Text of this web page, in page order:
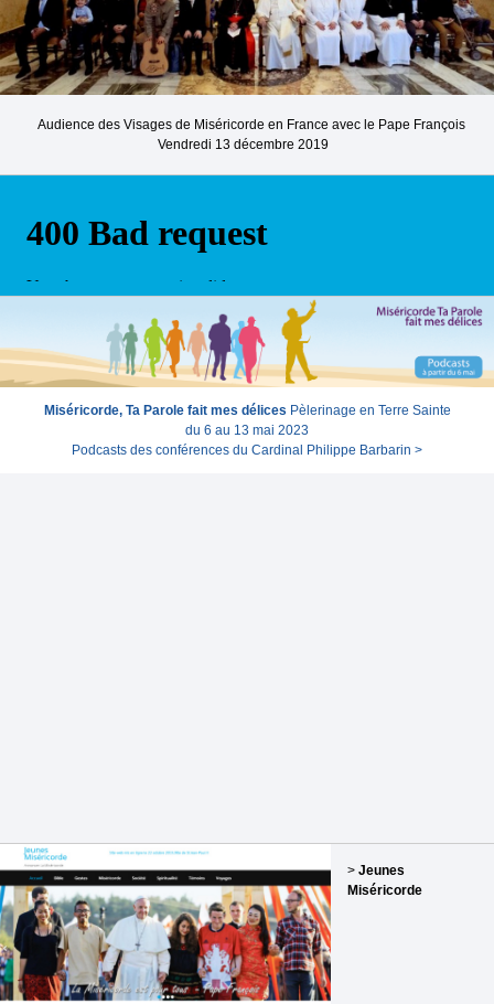
Audience des Visages de Miséricorde en France avec le Pape François
Vendredi 13 décembre 2019
Miséricorde, Ta Parole fait mes délices Pèlerinage en Terre Sainte
du 6 au 13 mai 2023
Podcasts des conférences du Cardinal Philippe Barbarin >
> Jeunes
Miséricorde